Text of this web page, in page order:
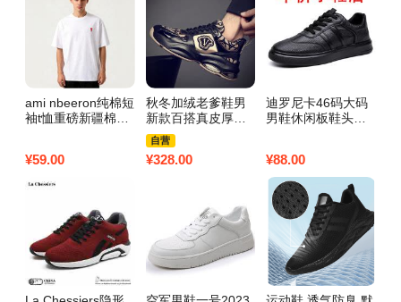
ami nbeeron纯棉短
袖t恤重磅新疆棉圆
¥59.00
秋冬加绒老爹鞋男
新款百搭真皮厚底
男鞋 黑色 39码
自营
¥328.00
迪罗尼卡46码大码
男鞋休闲板鞋头层
鞋 黑色 40码
¥88.00